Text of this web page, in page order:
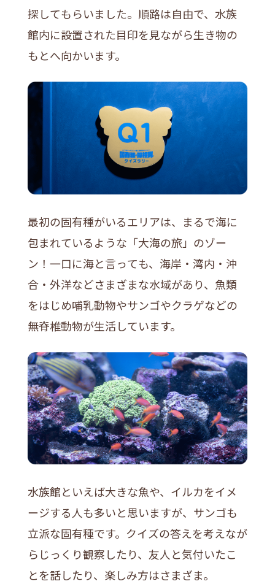
探してもらいました。順路は自由で、水族
館内に設置された目印を見ながら生き物の
もとへ向かいます。
最初の固有種がいるエリアは、まるで海に
包まれているような「大海の旅」のゾー
ン！一口に海と言っても、海岸・湾内・沖
合・外洋などさまざまな水域があり、魚類
をはじめ哺乳動物やサンゴやクラゲなどの
無脊椎動物が生活しています。
水族館といえば大きな魚や、イルカをイメ
ージする人も多いと思いますが、サンゴも
立派な固有種です。クイズの答えを考えなが
らじっくり観察したり、友人と気付いたこ
とを話したり、楽しみ方はさまざま。